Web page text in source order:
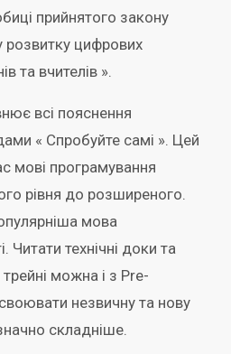
прийнятого закону
розвитку цифрових
та вчителів ».
всі пояснення
« Спробуйте самі ». Цей
мові програмування
рівня до розширеного.
мова
Читати технічні доки та
можна і з Pre-
незвичну та нову
складніше.